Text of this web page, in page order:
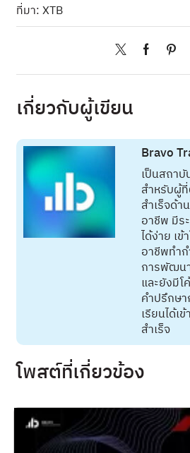
ที่มา:XTB
เกี่ยวกับผู้เขียน
Bravo
เป็นสถา
สำหรับผู้
สำเร็จด้า
อาชีพ มีร
ได้ง่าย เข้
อาชีพทำก
การพัฒน
และยังมี
คำปรึกษ
เรียนได้เ
สำเร็จ
โพสต์ที่เกี่ยวข้อง